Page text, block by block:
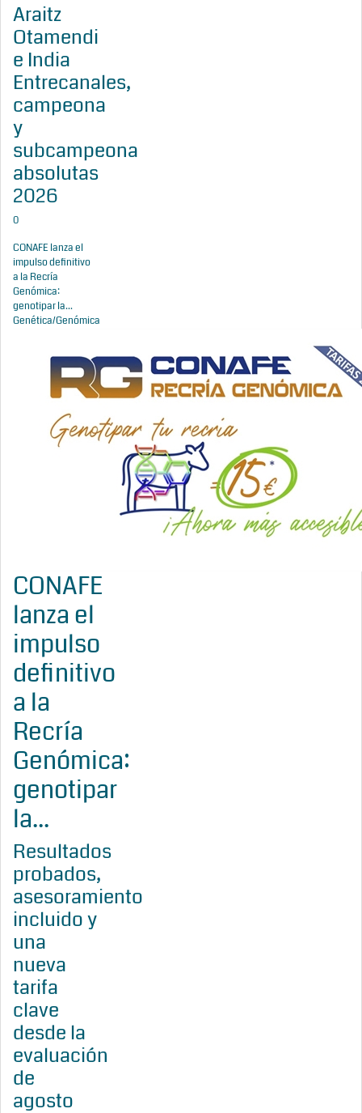
Araitz
Otamendi
e India
Entrecanales,
campeona
y
subcampeona
absolutas
2026
0
CONAFE lanza el
impulso definitivo
a la Recría
Genómica:
genotipar la...
Genética/Genómica
CONAFE
lanza el
impulso
definitivo
a la
Recría
Genómica:
genotipar
la...
Resultados
probados,
asesoramiento
incluido y
una
nueva
tarifa
clave
desde la
evaluación
de
agosto